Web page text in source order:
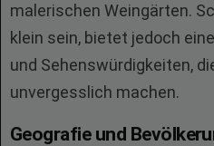
malerischen Weingärten.
klein sein, bietet jedoch
und Sehenswürdigkeiten,
unvergesslich machen.
Geografie und